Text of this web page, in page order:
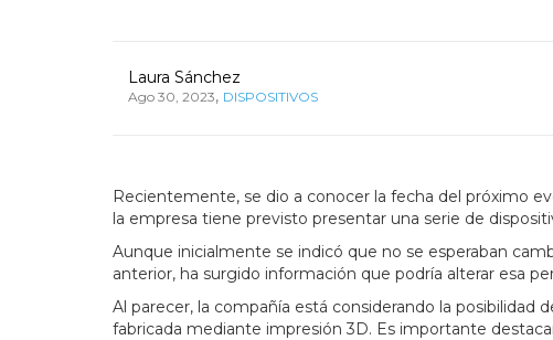
Laura Sánchez
Ago 30, 2023, DISPOSITIVOS
Recientemente, se dio a conocer la fecha del próximo
la empresa tiene previsto presentar una serie de
Aunque inicialmente se indicó que no se esperaban
anterior, ha surgido información que podría alterar esa
Al parecer, la compañía está considerando la posibilidad
fabricada mediante impresión 3D. Es importante